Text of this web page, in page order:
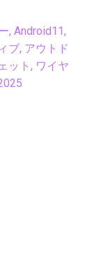
, Android11,
ブ, アウトド
ット, ワイヤ